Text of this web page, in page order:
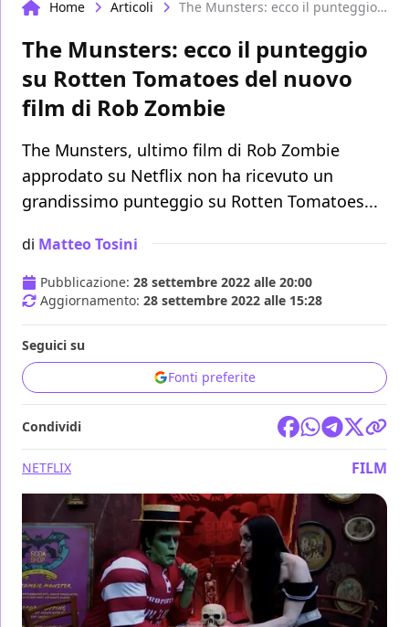
Home Articoli The Munsters: ecco il punteggio su Rotten Tomatoes del nuovo film di Rob Zombie
The Munsters: ecco il punteggio
su Rotten Tomatoes del nuovo
film di Rob Zombie
The Munsters, ultimo film di Rob Zombie
approdato su Netflix non ha ricevuto un
grandissimo punteggio su Rotten Tomatoes...
di Matteo Tosini
Pubblicazione: 28 settembre 2022 alle 20:00
Aggiornamento: 28 settembre 2022 alle 15:28
Seguici su
Fonti preferite
Condividi
NETFLIX FILM